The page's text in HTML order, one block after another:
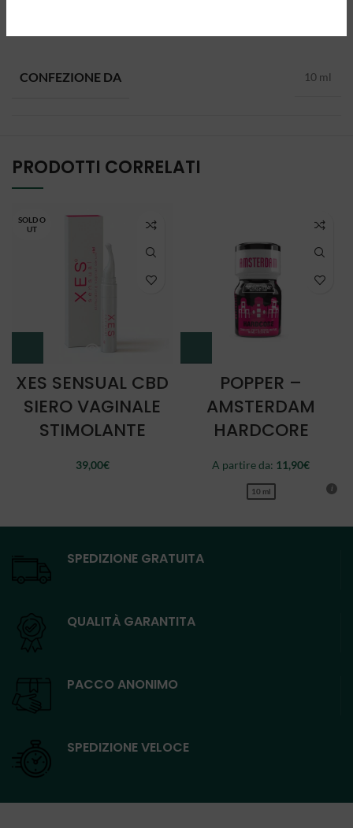
CONFEZIONE DA 10 ml
PRODOTTI CORRELATI
SOLD O
UT
XES SENSUAL CBD
SIERO VAGINALE
STIMOLANTE
39,00€
POPPER –
AMSTERDAM
HARDCORE
A partire da: 11,90€
10 ml
SPEDIZIONE GRATUITA
QUALITÀ GARANTITA
PACCO ANONIMO
SPEDIZIONE VELOCE